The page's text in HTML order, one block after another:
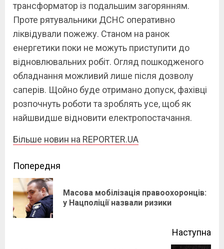
трансформатор із подальшим загорянням.
Проте рятувальники ДСНС оперативно
ліквідували пожежу. Станом на ранок
енергетики поки не можуть приступити до
відновлювальних робіт. Огляд пошкодженого
обладнання можливий лише після дозволу
саперів. Щойно буде отримано допуск, фахівці
розпочнуть роботи та зроблять усе, щоб як
найшвидше відновити електропостачання.
Більше новин на REPORTER.UA
Continue
Reading
Попередня
Масова мобілізація правоохоронців:
у Нацполіції назвали ризики
Наступна